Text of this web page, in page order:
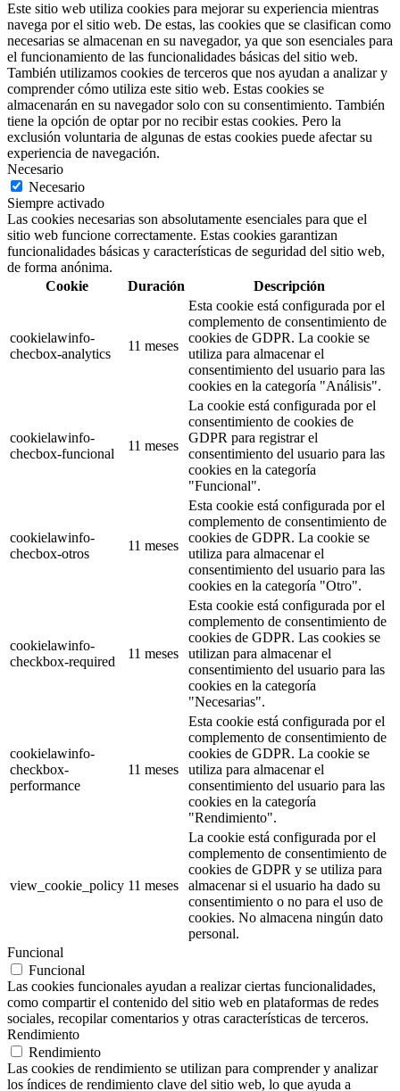
Este sitio web utiliza cookies para mejorar su experiencia mientras
navega por el sitio web. De estas, las cookies que se clasifican como
necesarias se almacenan en su navegador, ya que son esenciales para
el funcionamiento de las funcionalidades básicas del sitio web.
También utilizamos cookies de terceros que nos ayudan a analizar y
comprender cómo utiliza este sitio web. Estas cookies se
almacenarán en su navegador solo con su consentimiento. También
tiene la opción de optar por no recibir estas cookies. Pero la
exclusión voluntaria de algunas de estas cookies puede afectar su
experiencia de navegación.
Necesario
Necesario
Siempre activado
Las cookies necesarias son absolutamente esenciales para que el
sitio web funcione correctamente. Estas cookies garantizan
funcionalidades básicas y características de seguridad del sitio web,
de forma anónima.
Cookie
Duración Descripción
cookielawinfo-
checbox-analytics
11 meses
Esta cookie está configurada por el
complemento de consentimiento de
cookies de GDPR. La cookie se
utiliza para almacenar el
consentimiento del usuario para las
cookies en la categoría "Análisis".
cookielawinfo-
checbox-funcional
11 meses
La cookie está configurada por el
consentimiento de cookies de
GDPR para registrar el
consentimiento del usuario para las
cookies en la categoría
"Funcional".
cookielawinfo-
checbox-otros
11 meses
Esta cookie está configurada por el
complemento de consentimiento de
cookies de GDPR. La cookie se
utiliza para almacenar el
consentimiento del usuario para las
cookies en la categoría "Otro".
cookielawinfo-
checkbox-required
11 meses
Esta cookie está configurada por el
complemento de consentimiento de
cookies de GDPR. Las cookies se
utilizan para almacenar el
consentimiento del usuario para las
cookies en la categoría
"Necesarias".
cookielawinfo-
checkbox-
performance
11 meses
Esta cookie está configurada por el
complemento de consentimiento de
cookies de GDPR. La cookie se
utiliza para almacenar el
consentimiento del usuario para las
cookies en la categoría
"Rendimiento".
view_cookie_policy 11 meses
La cookie está configurada por el
complemento de consentimiento de
cookies de GDPR y se utiliza para
almacenar si el usuario ha dado su
consentimiento o no para el uso de
cookies. No almacena ningún dato
personal.
Funcional
Funcional
Las cookies funcionales ayudan a realizar ciertas funcionalidades,
como compartir el contenido del sitio web en plataformas de redes
sociales, recopilar comentarios y otras características de terceros.
Rendimiento
Rendimiento
Las cookies de rendimiento se utilizan para comprender y analizar
los índices de rendimiento clave del sitio web, lo que ayuda a